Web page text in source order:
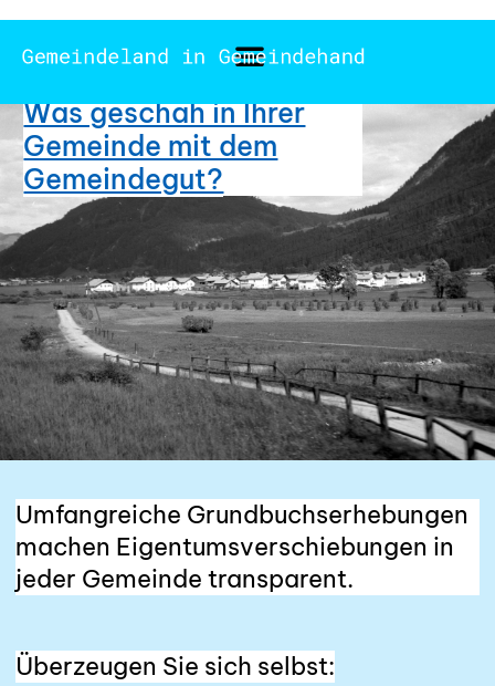
Was geschah in Ihrer
Gemeinde mit dem
Gemeindegut?
Umfangreiche Grundbuchserhebungen
machen Eigentumsverschiebungen in
jeder Gemeinde transparent.
Überzeugen Sie sich selbst: